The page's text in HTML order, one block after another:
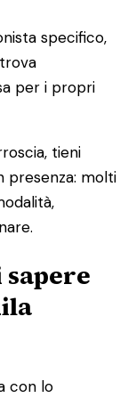
specifico,
per i propri
tieni
presenza: molti
con lo